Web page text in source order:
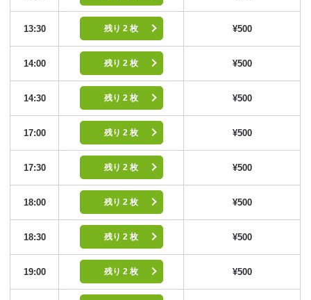
13:30 残り 2 枚 ¥500
14:00 残り 2 枚 ¥500
14:30 残り 2 枚 ¥500
17:00 残り 2 枚 ¥500
17:30 残り 2 枚 ¥500
18:00 残り 2 枚 ¥500
18:30 残り 2 枚 ¥500
19:00 残り 2 枚 ¥500